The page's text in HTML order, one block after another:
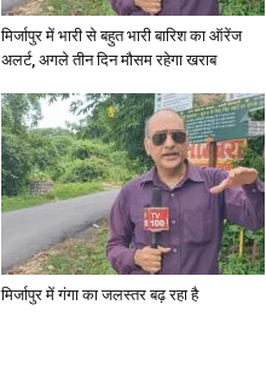
मिर्जापुर में भारी से बहुत भारी बारिश का ऑरेंज
अलर्ट, अगले तीन दिन मौसम रहेगा खराब
मिर्जापुर में गंगा का जलस्तर बढ़ रहा है